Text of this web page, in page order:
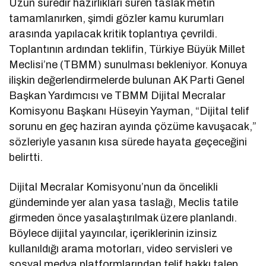
Uzun süredir hazırlıkları süren taslak metin
tamamlanırken, şimdi gözler kamu kurumları
arasında yapılacak kritik toplantıya çevrildi.
Toplantının ardından teklifin, Türkiye Büyük Millet
Meclisi’ne (TBMM) sunulması bekleniyor. Konuya
ilişkin değerlendirmelerde bulunan AK Parti Genel
Başkan Yardımcısı ve TBMM Dijital Mecralar
Komisyonu Başkanı Hüseyin Yayman, “Dijital telif
sorunu en geç haziran ayında çözüme kavuşacak,”
sözleriyle yasanın kısa sürede hayata geçeceğini
belirtti.
Dijital Mecralar Komisyonu’nun da öncelikli
gündeminde yer alan yasa taslağı, Meclis tatile
girmeden önce yasalaştırılmak üzere planlandı.
Böylece dijital yayıncılar, içeriklerinin izinsiz
kullanıldığı arama motorları, video servisleri ve